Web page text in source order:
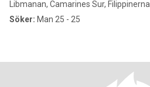
Libmanan, Camarines Sur, Filippinerna
Söker: Man 25 - 25